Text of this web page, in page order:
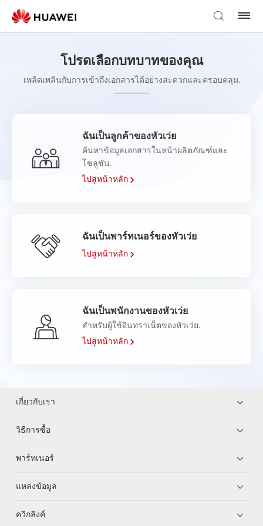
โปรดเลือกบทบาทของคุณ
เพลิดเพลินกับการเข้าถึงเอกสารได้อย่างสะดวกและครอบคลุม.
ฉันเป็นลูกค้าของหัวเว่ย
ค้นหาข้อมูลเอกสารในหน้าผลิตภัณฑ์และ
โซลูชัน.
ไปสู่หน้าหลัก
ฉันเป็นพาร์ทเนอร์ของหัวเว่ย
ไปสู่หน้าหลัก
ฉันเป็นพนักงานของหัวเว่ย
สำหรับผู้ใช้อินทราเน็ตของหัวเว่ย.
ไปสู่หน้าหลัก
เกี่ยวกับเรา
วิธีการซื้อ
พาร์ทเนอร์
แหล่งข้อมูล
ควิกลิงค์